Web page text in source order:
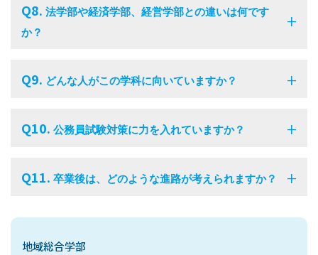
Q8. 法学部や経済学部、経営学部との違いは何です
か？
Q9. どんな人がこの学科に向いていますか？
Q10. 公務員試験対策に力を入れていますか？
Q11. 卒業後は、どのような進路が考えられますか？
地域総合学部